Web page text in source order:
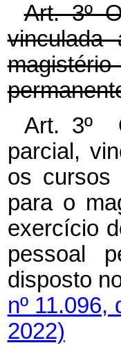
Art. 3º
Art. 3º
parcial,
os cursos
para o
exercício
pessoal
disposto
nº 11.096,
2022)